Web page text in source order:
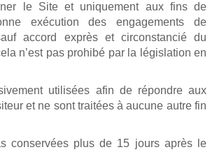
le Site et uniquement aux fins de
exécution des engagements de
accord exprès et circonstancié du
n’est pas prohibé par la législation en
utilisées afin de répondre aux
et ne sont traitées à aucune autre fin
conservées plus de 15 jours après le